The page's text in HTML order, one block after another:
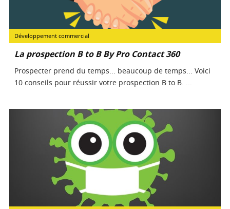
Développement commercial
La prospection B to B By Pro Contact 360
Prospecter prend du temps... beaucoup de temps... Voici
10 conseils pour réussir votre prospection B to B. ...